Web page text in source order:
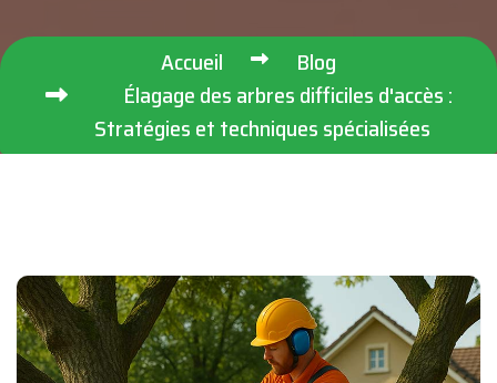
Accueil
Blog
Élagage des arbres difficiles d'accès :
Stratégies et techniques spécialisées